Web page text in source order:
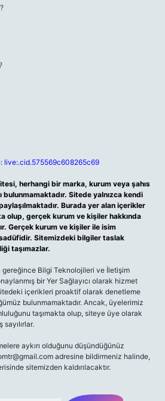
live:.cid.575569c608265c69
herhangi bir marka, kurum veya şahıs
bulunmamaktadır. Sitede yalnızca kendi
Burada yer alan içerikler
olup, gerçek kurum ve kişiler hakkında
Gerçek kurum ve kişiler ile isim
Sitemizdeki bilgiler taslak
taşımazlar.
gereğince Bilgi Teknolojileri ve İletişim
bir Yer Sağlayıcı olarak hizmet
içerikleri proaktif olarak denetleme
bulunmamaktadır. Ancak, üyelerimiz
taşımakta olup, siteye üye olarak
aykırı olduğunu düşündüğünüz
adresine bildirmeniz halinde,
sitemizden kaldırılacaktır.